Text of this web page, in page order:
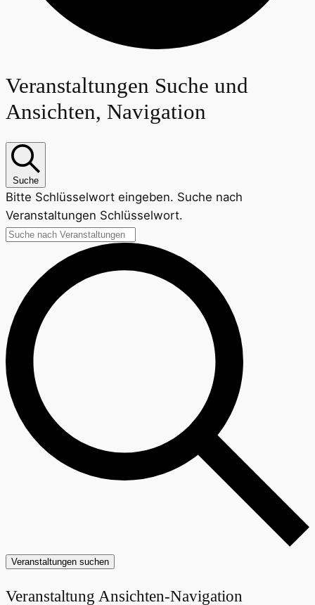
Veranstaltungen
für
26.
Juli
2025
Veranstaltungen Suche und
Ansichten, Navigation
Suche
Bitte Schlüsselwort eingeben. Suche nach
Veranstaltungen Schlüsselwort.
Veranstaltungen suchen
Veranstaltung Ansichten-Navigation